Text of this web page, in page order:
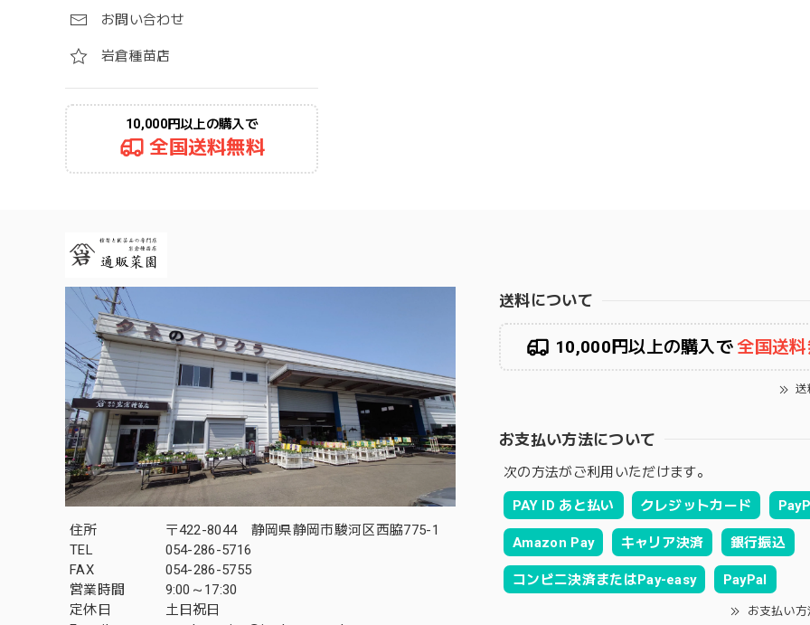
お問い合わせ
岩倉種苗店
10,000円以上の購入で
全国送料無料
住所
〒422-8044 静岡県静岡市駿河区西脇775-1
TEL
054-286-5716
FAX
054-286-5755
営業時間
9:00～17:30
定休日
土日祝日
送料について
10,000円以上の購入で全国送
送
お支払い方法について
次の方法がご利用いただけます。
PAY ID あと払い クレジットカード
Amazon Pay キャリア決済 銀行振込
コンビニ決済またはPay-easy PayPal
お支払い